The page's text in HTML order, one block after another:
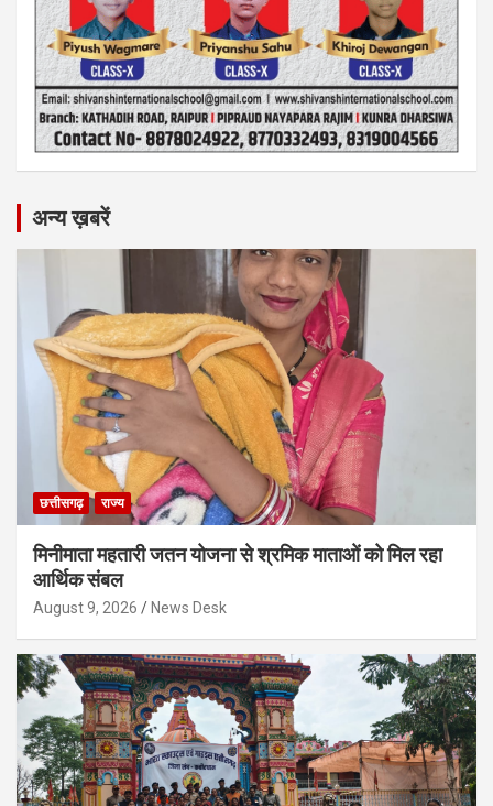
अन्य ख़बरें
छत्तीसगढ़ राज्य
मिनीमाता महतारी जतन योजना से श्रमिक माताओं को मिल रहा
आर्थिक संबल
August 9, 2026 News Desk